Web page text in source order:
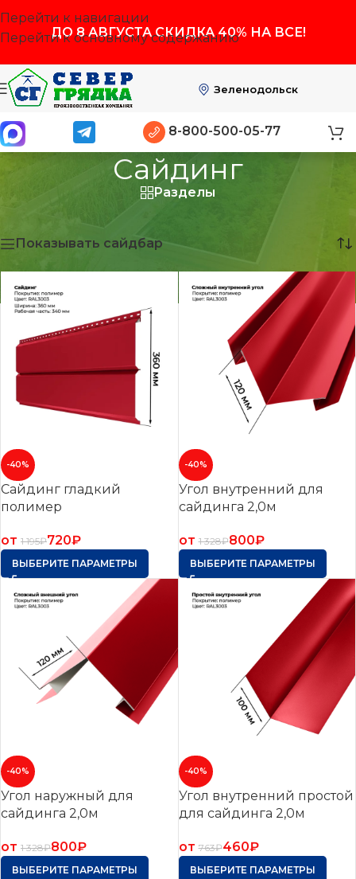
Перейти к навигации
Перейти к основному содержанию
ДО8 АВГУСТАСКИДКА 40% НА ВСЕ!
Зеленодольск
8-800-500-05-77
Сайдинг
Разделы
Показывать сайдбар
-40%
Сайдинг гладкий
полимер
от 1 195₽720₽
ВЫБЕРИТЕ ПАРАМЕТРЫ
-40%
Угол внутренний для
сайдинга 2,0м
от 1 328₽800₽
ВЫБЕРИТЕ ПАРАМЕТРЫ
-40%
Угол наружный для
сайдинга 2,0м
от 1 328₽800₽
ВЫБЕРИТЕ ПАРАМЕТРЫ
-40%
Угол внутренний простой
для сайдинга 2,0м
от 763₽460₽
ВЫБЕРИТЕ ПАРАМЕТРЫ